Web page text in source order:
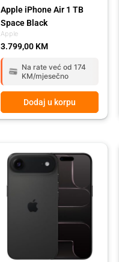
Apple
Apple iPhone Air 1 TB
Space Black
3.799,00 KM
Na rate već od 174
KM/mjesečno
Dodaj u korpu